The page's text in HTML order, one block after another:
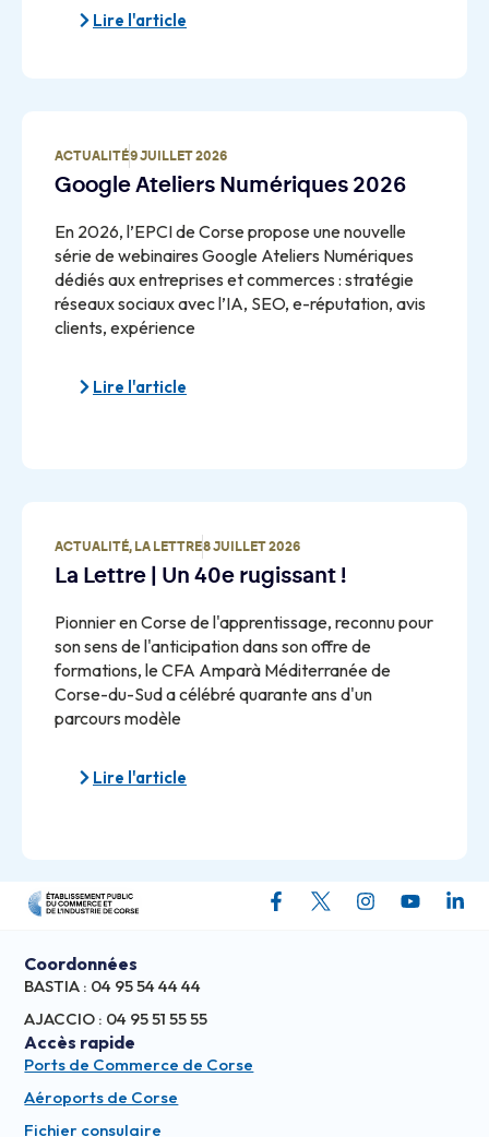
Lire l'article
ACTUALITÉ9 JUILLET 2026
Google Ateliers Numériques 2026
En 2026, l’EPCI de Corse propose une nouvelle
série de webinaires Google Ateliers Numériques
dédiés aux entreprises et commerces : stratégie
réseaux sociaux avec l’IA, SEO, e-réputation, avis
clients, expérience
Lire l'article
ACTUALITÉ, LA LETTRE8 JUILLET 2026
La Lettre | Un 40e rugissant !
Pionnier en Corse de l'apprentissage, reconnu pour
son sens de l'anticipation dans son offre de
formations, le CFA Amparà Méditerranée de
Corse-du-Sud a célébré quarante ans d'un
parcours modèle
Lire l'article
Coordonnées
BASTIA : 04 95 54 44 44
AJACCIO : 04 95 51 55 55
Accès rapide
Ports de Commerce de Corse
Aéroports de Corse
Fichier consulaire